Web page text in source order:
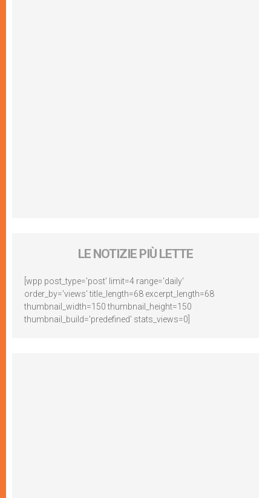
LE NOTIZIE PIÙ LETTE
[wpp post_type='post' limit=4 range='daily'
order_by='views' title_length=68 excerpt_length=68
thumbnail_width=150 thumbnail_height=150
thumbnail_build='predefined' stats_views=0]